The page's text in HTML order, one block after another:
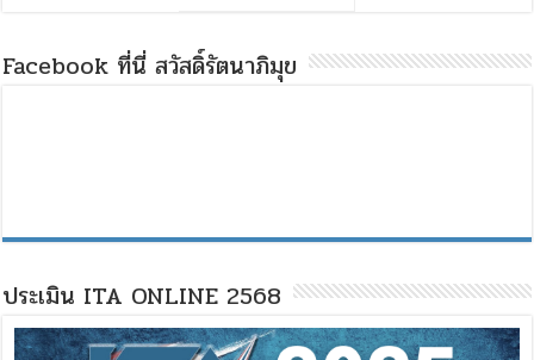
Facebook ที่นี่ สวัสดิ์รัตนาภิมุข
ประเมิน ITA ONLINE 2568